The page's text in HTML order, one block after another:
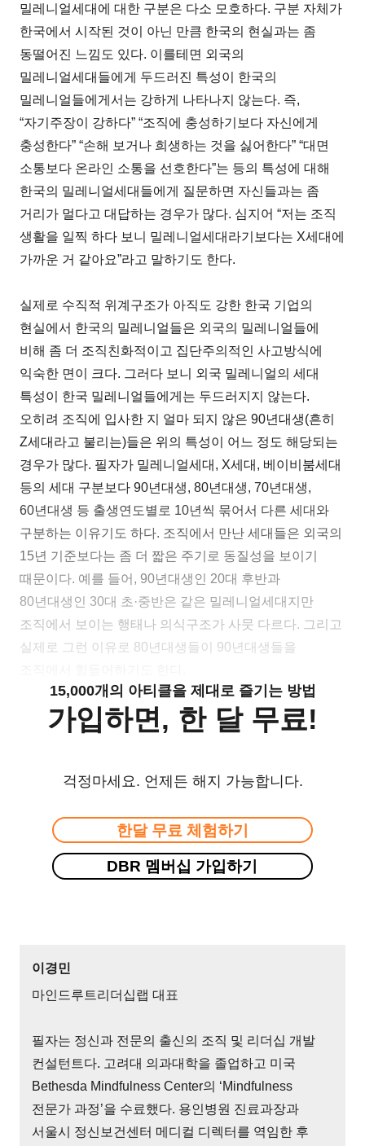
밀레니얼세대에 대한 구분은 다소 모호하다. 구분 자체가
한국에서 시작된 것이 아닌 만큼 한국의 현실과는 좀
동떨어진 느낌도 있다. 이를테면 외국의
밀레니얼세대들에게 두드러진 특성이 한국의
밀레니얼들에게서는 강하게 나타나지 않는다. 즉,
“자기주장이 강하다” “조직에 충성하기보다 자신에게
충성한다” “손해 보거나 희생하는 것을 싫어한다” “대면
소통보다 온라인 소통을 선호한다”는 등의 특성에 대해
한국의 밀레니얼세대들에게 질문하면 자신들과는 좀
거리가 멀다고 대답하는 경우가 많다. 심지어 “저는 조직
생활을 일찍 하다 보니 밀레니얼세대라기보다는 X세대에
가까운 거 같아요”라고 말하기도 한다.
실제로 수직적 위계구조가 아직도 강한 한국 기업의
현실에서 한국의 밀레니얼들은 외국의 밀레니얼들에
비해 좀 더 조직친화적이고 집단주의적인 사고방식에
익숙한 면이 크다. 그러다 보니 외국 밀레니얼의 세대
특성이 한국 밀레니얼들에게는 두드러지지 않는다.
오히려 조직에 입사한 지 얼마 되지 않은 90년대생(흔히
Z세대라고 불리는)들은 위의 특성이 어느 정도 해당되는
경우가 많다. 필자가 밀레니얼세대, X세대, 베이비붐세대
등의 세대 구분보다 90년대생, 80년대생, 70년대생,
60년대생 등 출생연도별로 10년씩 묶어서 다른 세대와
구분하는 이유기도 하다. 조직에서 만난 세대들은 외국의
15년 기준보다는 좀 더 짧은 주기로 동질성을 보이기
때문이다. 예를 들어, 90년대생인 20대 후반과
80년대생인 30대 초·중반은 같은 밀레니얼세대지만
조직에서 보이는 행태나 의식구조가 사뭇 다르다. 그리고
실제로 그런 이유로 80년대생들이 90년대생들을
15,000개의 아티클을 제대로 즐기는 방법
가입하면, 한 달 무료!
걱정마세요. 언제든 해지 가능합니다.
한달 무료 체험하기
DBR 멤버십 가입하기
이경민
마인드루트리더십랩 대표
필자는 정신과 전문의 출신의 조직 및 리더십 개발
컨설턴트다. 고려대 의과대학을 졸업하고 미국
Bethesda Mindfulness Center의 ‘Mindfulness
전문가 과정’을 수료했다. 용인병원 진료과장과
서울시 정신보건센터 메디컬 디렉터를 역임한 후